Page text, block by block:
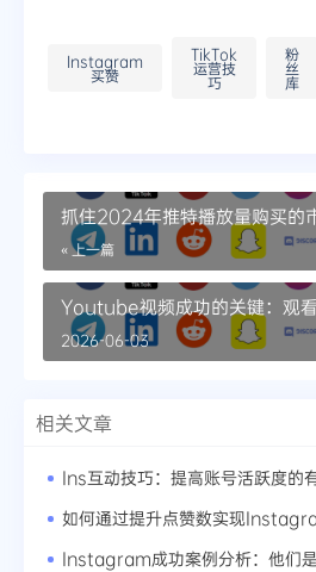
Instagram
买赞
TikTok
运营技
巧
粉
丝
库
抓住2024年推特播放量购买的
« 上一篇
Youtube视频成功的关键：观
2026-06-03
相关文章
Ins互动技巧：提高账号活跃度的
如何通过提升点赞数实现
Instagram成功案例分析：他们